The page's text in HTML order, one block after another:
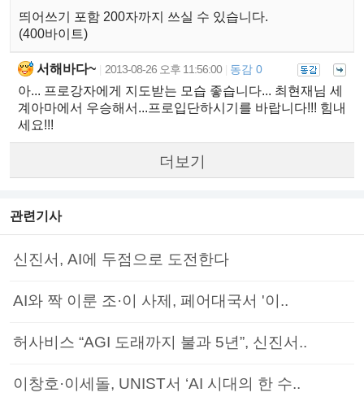
띄어쓰기 포함 200자까지 쓰실 수 있습니다.
(400바이트)
서해바다~ 2013-08-26 오후 11:56:00 동감 0
아... 프로강자에게 지도받는 모습 좋습니다... 최현재님 세
계아마에서 우승해서...프로입단하시기를 바랍니다!!! 힘내
세요!!!
더보기
관련기사
신진서, AI에 두점으로 도전한다
AI와 짝 이룬 조·이 사제, 페어대국서 '이..
허사비스 “AGI 도래까지 불과 5년”, 신진서..
이창호·이세돌, UNIST서 ‘AI 시대의 한 수..